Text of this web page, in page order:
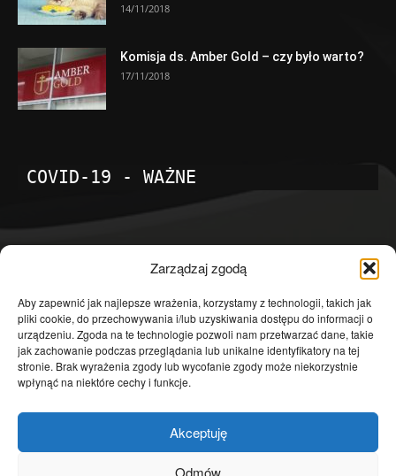
Zarządzaj zgodą
Aby zapewnić jak najlepsze wrażenia, korzystamy z technologii, takich jak
pliki cookie, do przechowywania i/lub uzyskiwania dostępu do informacji o
urządzeniu. Zgoda na te technologie pozwoli nam przetwarzać dane, takie
jak zachowanie podczas przeglądania lub unikalne identyfikatory na tej
stronie. Brak wyrażenia zgody lub wycofanie zgody może niekorzystnie
wpłynąć na niektóre cechy i funkcje.
Akceptuję
Odmów
14/11/2018
Komisja ds. Amber Gold – czy było warto?
17/11/2018
COVID-19 - WAŻNE
Temat dnia
4601
Publicystyka
4363
Polityka
3639
Polska
Społeczeństwo
2823